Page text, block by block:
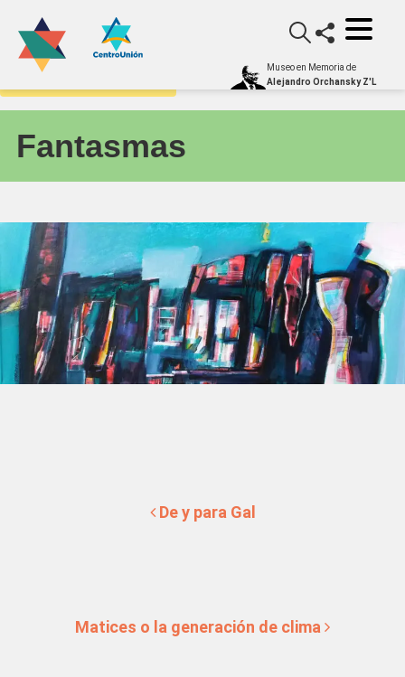
Museo en Memoria de
Alejandro Orchansky Z'L
Galería Itinerante - Obras
Fantasmas
De y para Gal
Matices o la generación de clima